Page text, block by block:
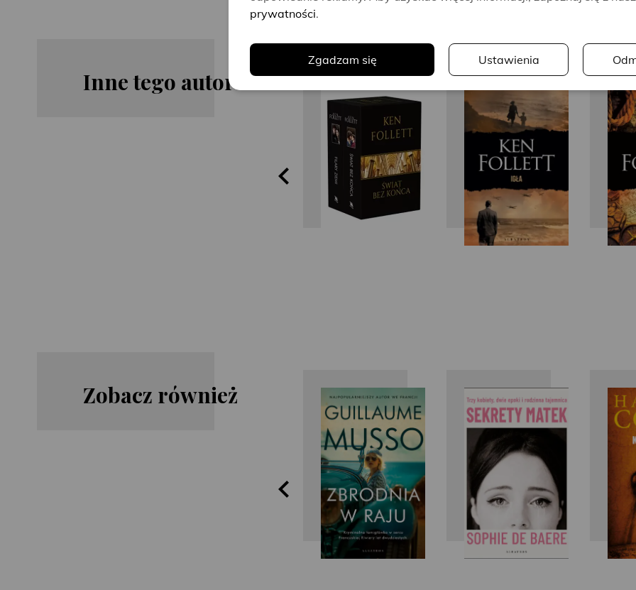
Inne tego autora
Ken Follett Ken Follett Ken Follett Ken Follett
Zobacz również
Harlan
James
Guillaume
Musso
Sophie de
Baere
prywatności.
Zgadzam się Ustawienia